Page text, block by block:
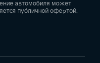
автомобиля может
публичной офертой.